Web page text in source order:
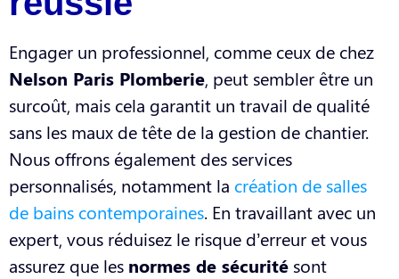
Engager un professionnel, comme ceux de chez
Nelson Paris Plomberie, peut sembler être un
surcoût, mais cela garantit un travail de qualité
sans les maux de tête de la gestion de chantier.
Nous offrons également des services
personnalisés, notamment la création de salles
de bains contemporaines. En travaillant avec un
expert, vous réduisez le risque d’erreur et vous
assurez que les normes de sécurité sont